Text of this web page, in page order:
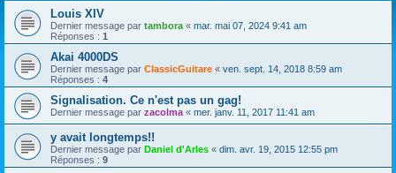
Louis XIV
Dernier message par tambora « mar. mai 07, 2024 9:41 am
Réponses : 1
Akai 4000DS
Dernier message par ClassicGuitare « ven. sept. 14, 2018 8:59 am
Réponses : 4
Signalisation. Ce n'est pas un gag!
Dernier message par zacolma « mer. janv. 11, 2017 11:41 am
y avait longtemps!!
Dernier message par Daniel d'Arles « dim. avr. 19, 2015 12:55 pm
Réponses : 9